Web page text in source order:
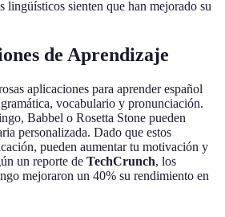
lingüísticos sienten que han mejorado su
de Aprendizaje
aplicaciones para aprender español
vocabulario y pronunciación.
Babbel o Rosetta Stone pueden
personalizada. Dado que estos
pueden aumentar tu motivación y
un reporte de TechCrunch, los
mejoraron un 40% su rendimiento en